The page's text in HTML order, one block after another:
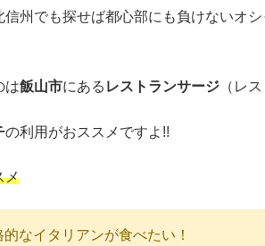
信州でも探せば都心部にも負けないオ
は飯山市にある レストランサージ （レ
の利用がおススメですよ!!
メ
なイタリアンが食べたい！